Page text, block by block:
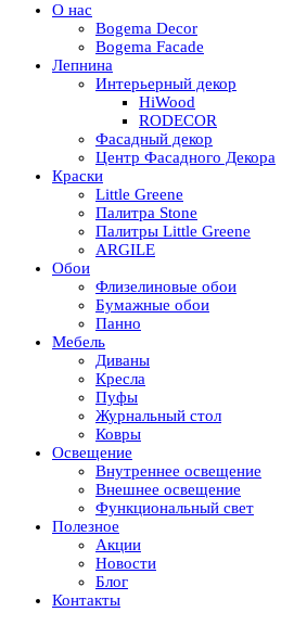
О нас
Bogema Decor
Bogema Facade
Лепнина
Интерьерный декор
HiWood
RODECOR
Фасадный декор
Центр Фасадного Декора
Краски
Little Greene
Палитра Stone
Палитры Little Greene
ARGILE
Обои
Флизелиновые обои
Бумажные обои
Панно
Мебель
Диваны
Кресла
Пуфы
Журнальный стол
Ковры
Освещение
Внутреннее освещение
Внешнее освещение
Функциональный свет
Полезное
Акции
Новости
Блог
Контакты